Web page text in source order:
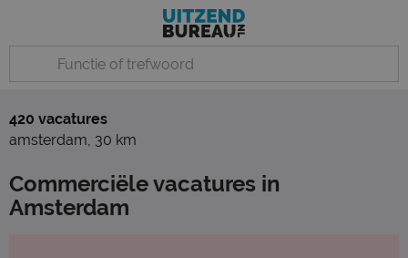
420 vacatures
amsterdam, 30 km
Commerciële vacatures in
Amsterdam